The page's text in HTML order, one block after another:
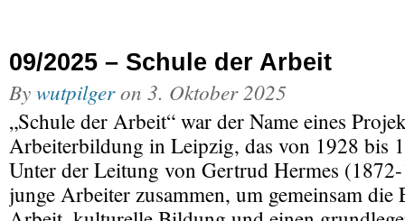
09/2025 – Schule der Arbeit
Bywutpilgeron 3. Oktober 2025
„Schule der Arbeit“ war der Name eines
Arbeiterbildung in Leipzig, das von 1928 bis
Unter der Leitung von Gertrud Hermes
junge Arbeiter zusammen, um gemeinsam die